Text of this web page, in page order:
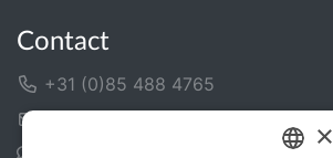
Contact
+31 (0)85 488 4765
×